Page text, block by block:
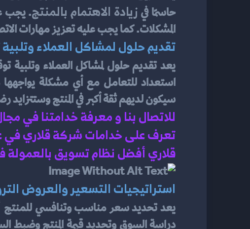
حاسمًا في زيادة الاهتمام بالمنتج
المشكلات. كما يجب عليه تعزيز مهارات
تقديم حلول لمشاكل العملاء
يعد تقديم حلول لمشاكل العملاء وتلبية
سيكون لديهم ثقة أكبر في المنتج وستتزايد
للاتصال بنا و معرفة خدامتنا في
تعرف على خدامات شركة قلاري في
قلاري أفضل نظام تسويق
استراتيجيات التسعير والعروض
يعد تحديد سعر مناسب وتنافسي للمنتج